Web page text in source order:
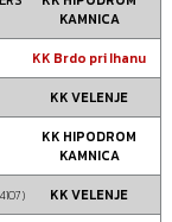
KAMNICA
KK Brdo pri Ihanu
KK VELENJE
KK HIPODROM
KAMNICA
KK VELENJE